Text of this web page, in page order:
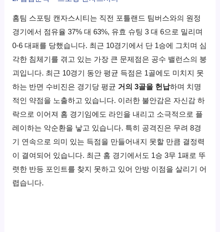
홈팀 스포팅 캔자스시티는 직전 포틀랜드 팀버스와의 원정
경기에서 점유율 37% 대 63%, 유효 슈팅 3 대 6으로 밀리며
0-6 대패를 당했습니다. 최근 10경기에서 단 1승에 그치며 심
각한 침체기를 겪고 있는 가장 큰 문제점은 공수 밸런스의 붕
괴입니다. 최근 10경기 동안 평균 득점은 1골에도 미치지 못
하는 반면 수비진은 경기당 평균 거의 3골을 헌납하며 치명
적인 약점을 노출하고 있습니다. 이러한 불안감은 자신감 하
락으로 이어져 홈 경기임에도 라인을 내리고 소극적으로 플
레이하는 악순환을 낳고 있습니다. 특히 공격진은 무려 8경
기 연속으로 의미 있는 득점을 만들어내지 못할 만큼 결정력
이 결여되어 있습니다. 최근 홈 경기에서도 1승 3무 1패로 뚜
렷한 반등 포인트를 찾지 못하고 있어 안방 이점을 살리기 어
렵습니다.